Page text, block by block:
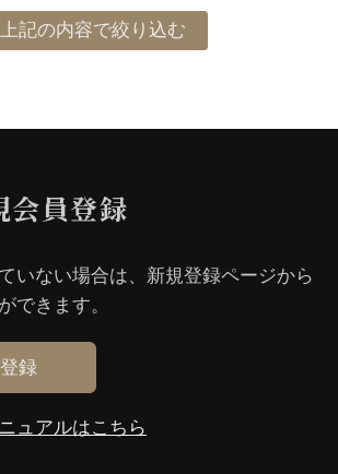
会員登録
いない場合は、新規登録ページから
できます。
録
ュアルはこちら